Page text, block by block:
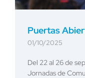
Puertas
01/10/2025
Del 22 al 26 de
Jornadas de